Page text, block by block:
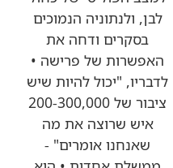
לבן, ולנתוניה הנמוכים
בסקרים ודחה את
האפשרות של פרישה •
לדבריו, "יכול להיות שיש
ציבור של 200-300,000
איש שרוצה את מה
שאנחנו אומרים" -